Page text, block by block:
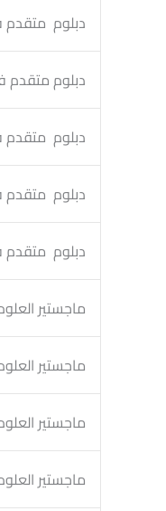
دبلوم متقدم
دبلوم متقدم
دبلوم متقدم
دبلوم
دبلوم متقدم
ماجستير
ماجستير
ماجستير
ماجستير